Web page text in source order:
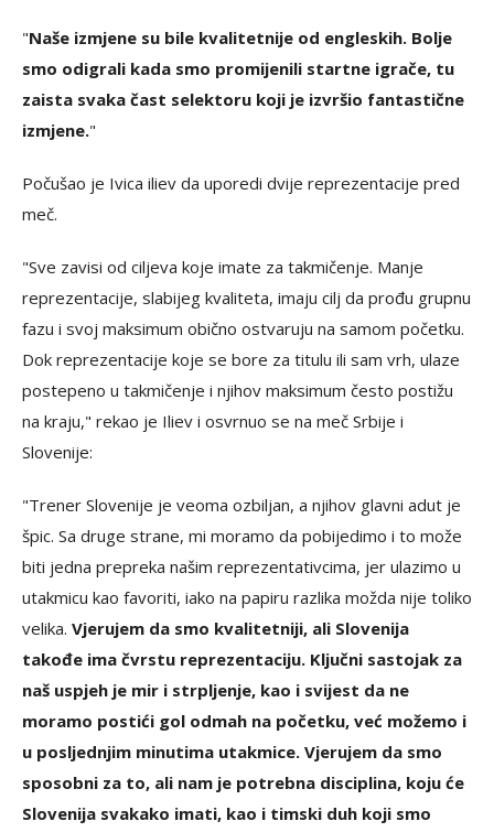
"Naše izmjene su bile kvalitetnije od engleskih. Bolje
smo odigrali kada smo promijenili startne igrače, tu
zaista svaka čast selektoru koji je izvršio fantastične
izmjene."
Počušao je Ivica iliev da uporedi dvije reprezentacije pred
meč.
"Sve zavisi od ciljeva koje imate za takmičenje. Manje
reprezentacije, slabijeg kvaliteta, imaju cilj da prođu grupnu
fazu i svoj maksimum obično ostvaruju na samom početku.
Dok reprezentacije koje se bore za titulu ili sam vrh, ulaze
postepeno u takmičenje i njihov maksimum često postižu
na kraju," rekao je Iliev i osvrnuo se na meč Srbije i
Slovenije:
"Trener Slovenije je veoma ozbiljan, a njihov glavni adut je
špic. Sa druge strane, mi moramo da pobijedimo i to može
biti jedna prepreka našim reprezentativcima, jer ulazimo u
utakmicu kao favoriti, iako na papiru razlika možda nije toliko
velika. Vjerujem da smo kvalitetniji, ali Slovenija
takođe ima čvrstu reprezentaciju. Ključni sastojak za
naš uspjeh je mir i strpljenje, kao i svijest da ne
moramo postići gol odmah na početku, već možemo i
u posljednjim minutima utakmice. Vjerujem da smo
sposobni za to, ali nam je potrebna disciplina, koju će
Slovenija svakako imati, kao i timski duh koji smo